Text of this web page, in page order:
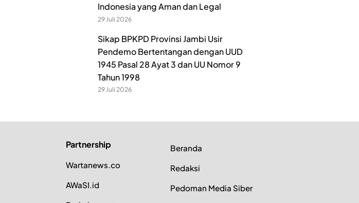
Indonesia yang Aman dan Legal
29 Juli 2026
Sikap BPKPD Provinsi Jambi Usir
Pendemo Bertentangan dengan UUD
1945 Pasal 28 Ayat 3 dan UU Nomor 9
Tahun 1998
29 Juli 2026
Partnership
Wartanews.co
AWaSI.id
Beranda
Redaksi
Pedoman Media Siber